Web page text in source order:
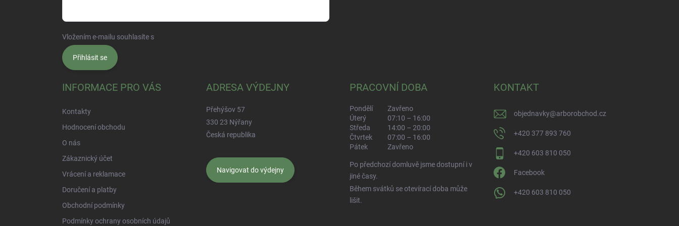
Vložením e-mailu souhlasíte s
Přihlásit se
INFORMACE PRO VÁS
Kontakty
Hodnocení obchodu
O nás
Zákaznický účet
Vrácení a reklamace
Doručení a platby
Obchodní podmínky
Podmínky ochrany osobních údajů
ADRESA VÝDEJNY
Přehýšov 57
330 23 Nýřany
Česká republika
Navigovat do výdejny
PRACOVNÍ DOBA
Pondělí
Zavřeno
Úterý
07:10 – 16:00
Středa
14:00 – 20:00
Čtvrtek
07:00 – 16:00
Pátek
Zavřeno
Po předchozí domluvě jsme dostupní i v
jiné časy.
Během svátků se otevírací doba může
lišit.
KONTAKT
objednavky@arborobchod.cz
+420 377 893 760
+420 603 810 050
Facebook
+420 603 810 050